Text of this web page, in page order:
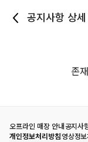
공지사항 상세
존
오프라인 매장 안내공지사
개인정보처리방침영상정